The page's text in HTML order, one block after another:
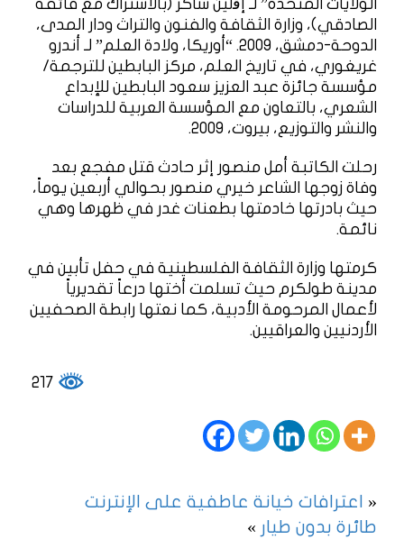
الولايات المتحدة” لـ إﭬلين شاكر (بالاشتراك مع فائقة
الصادقي)، وزارة الثقافة والفنون والتراث ودار المدى،
الدوحة-دمشق، 2009. “أوريكا، ولادة العلم” لـ أندرو
غريغوري، في تاريخ العلم، مركز البابطين للترجمة/
مؤسسة جائزة عبد العزيز سعود البابطين للإبداع
الشعري، بالتعاون مع المؤسسة العربية للدراسات
والنشر والتوزيع، بيروت، 2009.
رحلت الكاتبة أمل منصور إثر حادث قتل مفجع بعد
وفاة زوجها الشاعر خيري منصور بحوالي أربعين يوماً،
حيث بادرتها خادمتها بطعنات غدر في ظهرها وهي
نائمة.
كرمتها وزارة الثقافة الفلسطينية في حفل تأبين في
مدينة طولكرم حيث تسلمت أختها درعاً تقديرياً
لأعمال المرحومة الأدبية، كما نعتها رابطة الصحفيين
الأردنيين والعراقيين.
«
اعترافات خيانة عاطفية على الإنترنت
طائرة بدون طيار »